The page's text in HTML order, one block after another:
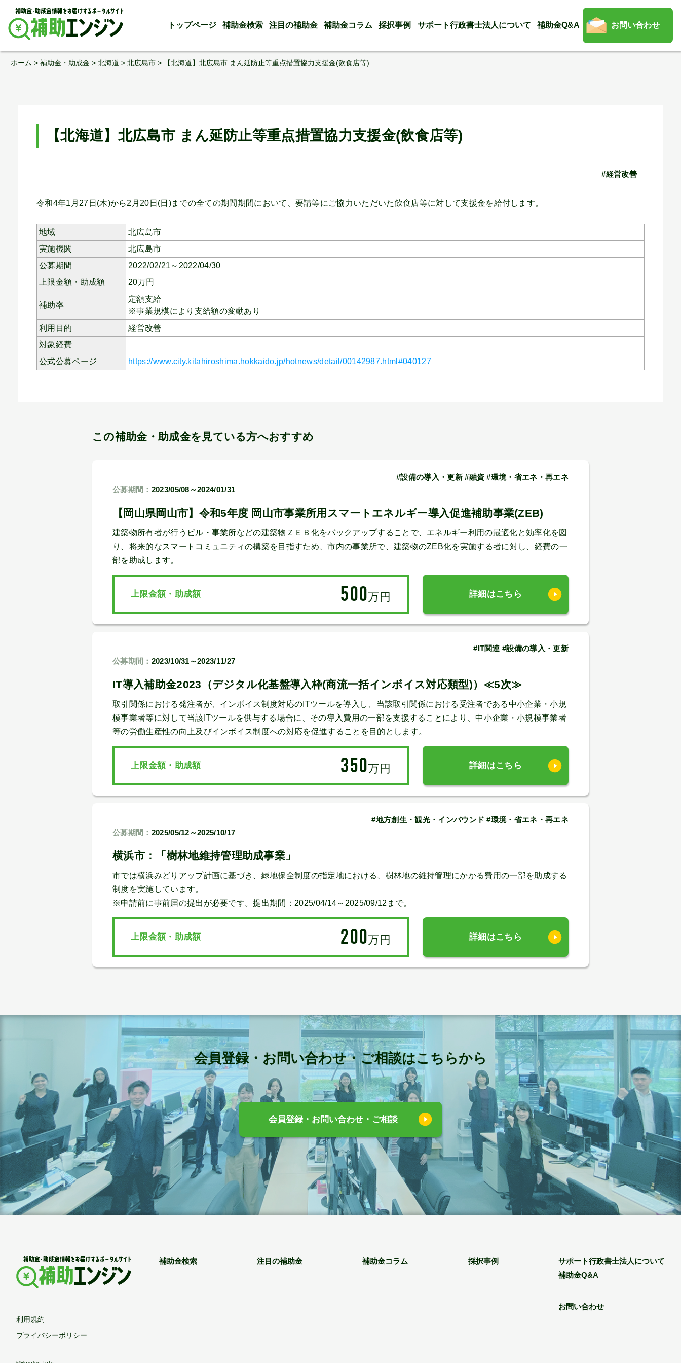
Skip
トップページ 補助金検索 注目の補助金 補助金コラム 採択事例 サポート行政書士法人について 補助金Q&A お問い合わせ
ホーム > 補助金・助成金 > 北海道 > 北広島市 > 【北海道】北広島市 まん延防止等重点措置協力支援金(飲食店等)
【北海道】北広島市 まん延防止等重点措置協力支援金(飲食店等)
#経営改善
令和4年1月27日(木)から2月20日(日)までの全ての期間期間において、要請等にご協力いただいた飲食店等に対して支援金を給付します。
地域
北広島市
実施機関
北広島市
公募期間
2022/02/21～2022/04/30
上限金額・助成額
20万円
補助率
定額支給
※事業規模により支給額の変動あり
利用目的
経営改善
対象経費
公式公募ページ
https://www.city.kitahiroshima.hokkaido.jp/hotnews/detail/00142987.html#040127
この補助金・助成金を見ている方へおすすめ
#設備の導入・更新 #融資 #環境・省エネ・再エネ
公募期間： 2023/05/08～2024/01/31
【岡山県岡山市】令和5年度 岡山市事業所用スマートエネルギー導入促進補助事業(ZEB)
建築物所有者が行うビル・事業所などの建築物ＺＥＢ化をバックアップすることで、エネルギー利用の最適化と効率化を図
り、将来的なスマートコミュニティの構築を目指すため、市内の事業所で、建築物のZEB化を実施する者に対し、経費の一
部を助成します。
上限金額・助成額 500万円 詳細はこちら
#IT関連 #設備の導入・更新
公募期間： 2023/10/31～2023/11/27
IT導入補助金2023（デジタル化基盤導入枠(商流一括インボイス対応類型)）≪5次≫
取引関係における発注者が、インボイス制度対応のITツールを導入し、当該取引関係における受注者である中小企業・小規
模事業者等に対して当該ITツールを供与する場合に、その導入費用の一部を支援することにより、中小企業・小規模事業者
等の労働生産性の向上及びインボイス制度への対応を促進することを目的とします。
上限金額・助成額 350万円 詳細はこちら
#地方創生・観光・インバウンド #環境・省エネ・再エネ
公募期間： 2025/05/12～2025/10/17
横浜市：「樹林地維持管理助成事業」
市では横浜みどりアップ計画に基づき、緑地保全制度の指定地における、樹林地の維持管理にかかる費用の一部を助成する
制度を実施しています。
※申請前に事前届の提出が必要です。提出期間：2025/04/14～2025/09/12まで。
上限金額・助成額 200万円 詳細はこちら
会員登録・お問い合わせ・ご相談はこちらから
会員登録・お問い合わせ・ご相談
補助金検索 注目の補助金 補助金コラム 採択事例
サポート行政書士法人について
補助金Q&A
お問い合わせ
利用規約
プライバシーポリシー